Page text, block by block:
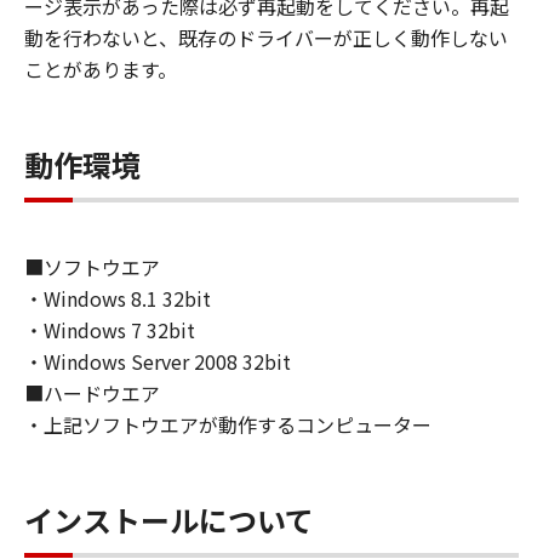
は一部を修正、改変、逆コンパイル、逆アセン
ブル、その他リバースエンジニアリング等する
ことはできません。また第三者にこのような行
３．著作権表示
お客様は、「本ソフトウェア」に含まれるキヤ
せん。
４．所有権
「本ソフトウェア」に係る権原および所有権
は、その内容によりキヤノンまたはキヤノンの
ライセンサーに帰属します。
お客様は、日本国政府または関連する外国政府
より必要な許可等を得ることなしに、「本ソフ
ージ表示があった際は必ず再起動をしてください。再起
動を行わないと、既存のドライバーが正しく動作しない
ことがあります。
動作環境
■ソフトウエア
・Windows 8.1 32bit
・Windows 7 32bit
・Windows Server 2008 32bit
■ハードウエア
・上記ソフトウエアが動作するコンピューター
インストールについて